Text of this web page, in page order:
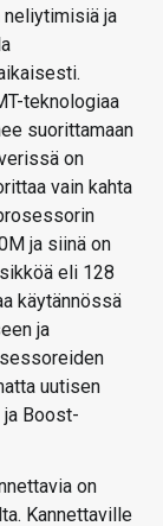
neliytimisiä ja
teknologiaa
suorittamaan
on
vain kahta
ja siinä on
eli 128
käytännössä
ja
uutisen
ja Boost-
on
Kannettaville